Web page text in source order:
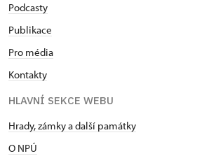
Podcasty
Publikace
Pro média
Kontakty
HLAVNÍ SEKCE WEBU
Hrady, zámky a další památky
O NPÚ